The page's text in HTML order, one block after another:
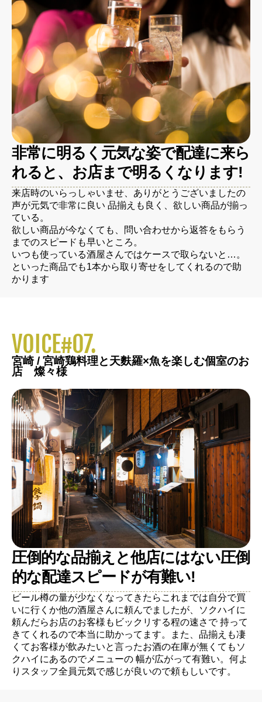
非常に明るく元気な姿で配達に来ら
れると、お店まで明るくなります!
来店時のいらっしゃいませ、ありがとうございましたの
声が元気で非常に良い 品揃えも良く、欲しい商品が揃っ
ている。
欲しい商品が今なくても、問い合わせから返答をもらう
までのスピードも早いところ。
いつも使っている酒屋さんではケースで取らないと…。
といった商品でも1本から取り寄せをしてくれるので助
かります
VOICE#07.
宮崎 / 宮崎鶏料理と天麩羅×魚を楽しむ個室のお
店 燦々様
圧倒的な品揃えと他店にはない圧倒
的な配達スピードが有難い!
ビール樽の量が少なくなってきたらこれまでは自分で買
いに行くか他の酒屋さんに頼んでましたが、ソクハイに
頼んだらお店のお客様もビックリする程の速さで 持って
きてくれるので本当に助かってます。また、品揃えも凄
くてお客様が飲みたいと言ったお酒の在庫が無くてもソ
クハイにあるのでメニューの 幅が広がって有難い。何よ
りスタッフ全員元気で感じが良いので頼もしいです。